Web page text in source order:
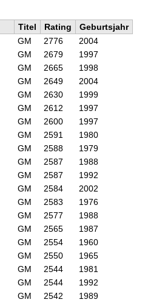
Titel Rating
Geburtsjahr
GM 2776
2004
GM 2679
1997
GM 2665
1998
GM 2649
2004
GM 2630
1999
GM 2612
1997
GM 2600
1997
GM 2591
1980
GM 2588
1979
GM 2587
1988
GM 2587
1992
GM 2584
2002
GM 2583
1976
GM 2577
1988
GM 2565
1987
GM 2554
1960
GM 2550
1965
GM 2544
1981
GM 2544
1992
GM 2542
1989